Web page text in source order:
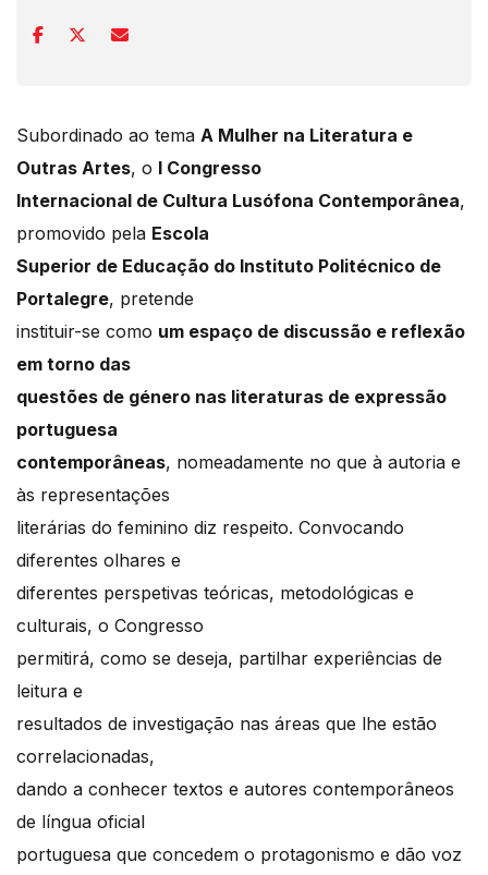
Subordinado ao tema A Mulher na Literatura e
Outras Artes, o I Congresso
Internacional de Cultura Lusófona Contemporânea,
promovido pela Escola
Superior de Educação do Instituto Politécnico de
Portalegre, pretende
instituir-se como um espaço de discussão e reflexão
em torno das
questões de género nas literaturas de expressão
portuguesa
contemporâneas, nomeadamente no que à autoria e
às representações
literárias do feminino diz respeito. Convocando
diferentes olhares e
diferentes perspetivas teóricas, metodológicas e
culturais, o Congresso
permitirá, como se deseja, partilhar experiências de
leitura e
resultados de investigação nas áreas que lhe estão
correlacionadas,
dando a conhecer textos e autores contemporâneos
de língua oficial
portuguesa que concedem o protagonismo e dão voz